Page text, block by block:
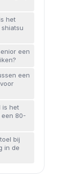
het
een
een
is het
80-
bij
in de